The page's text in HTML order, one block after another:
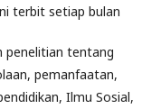
terbit setiap bulan
penelitian tentang
pemanfaatan,
Ilmu Sosial,